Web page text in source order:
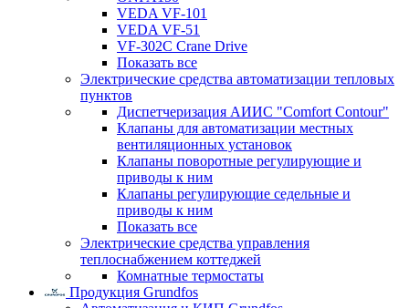
VEDA VF-101
VEDA VF-51
VF-302C Crane Drive
Показать все
Электрические средства автоматизации тепловых
пунктов
Диспетчеризация АИИС "Comfort Contour"
Клапаны для автоматизации местных
вентиляционных установок
Клапаны поворотные регулирующие и
приводы к ним
Клапаны регулирующие седельные и
приводы к ним
Показать все
Электрические средства управления
теплоснабжением коттеджей
Комнатные термостаты
Продукция Grundfos